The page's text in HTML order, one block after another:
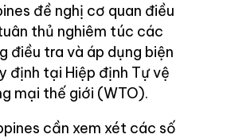
đề nghị cơ quan điều
thủ nghiêm túc các
điều tra và áp dụng biện
định tại Hiệp định Tự vệ
mại thế giới (WTO).
cần xem xét các số